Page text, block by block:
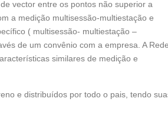
vector entre os pontos não superior a
a medição multisessão-multiestação e
( multisessão- multiestação –
de um convênio com a empresa. A Rede
similares de medição e
e distribuídos por todo o pais, tendo